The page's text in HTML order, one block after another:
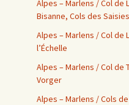
Alpes – Marlens / Col de
Bisanne, Cols des
Alpes – Marlens / Col de
l’Échelle
Alpes – Marlens / Col de
Vorger
Alpes – Marlens / Cols